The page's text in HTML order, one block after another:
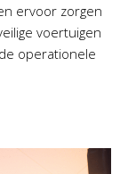
ervoor zorgen
voertuigen
operationele